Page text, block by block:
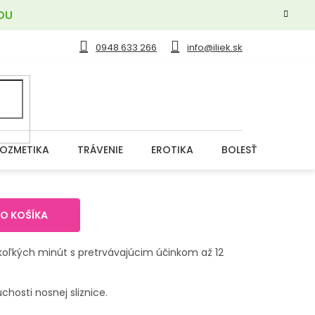
0948 633 266 info@iliek.sk
TRÁVENIE EROTIKA BOLESŤ
KOŠÍKA
minút s pretrvávajúcim účinkom až 12
nosnej sliznice.